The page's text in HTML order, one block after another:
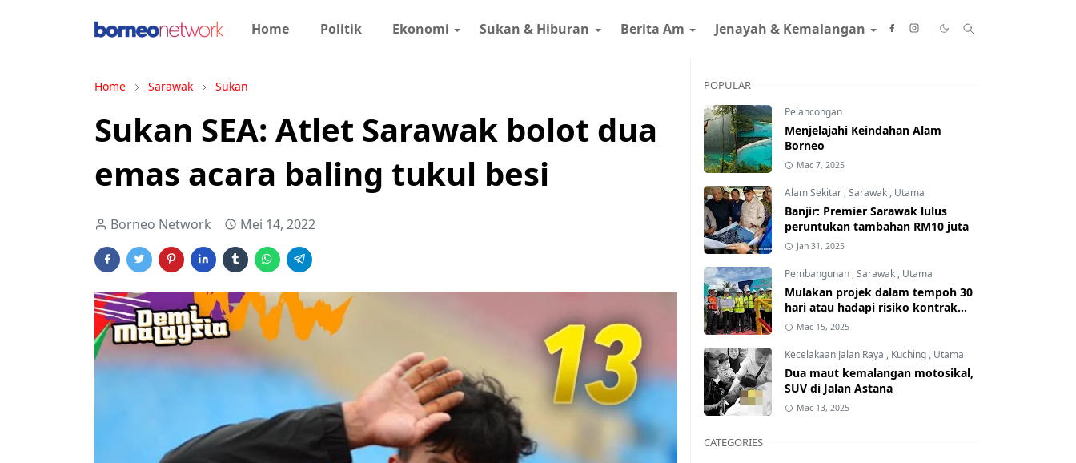
Home Politik Ekonomi Sukan & Hiburan Berita Am Jenayah & Kemalangan
Home Sarawak Sukan
Sukan SEA: Atlet Sarawak bolot dua
emas acara baling tukul besi
Borneo Network Mei 14, 2022
POPULAR
Pelancongan
Menjelajahi Keindahan Alam
Borneo
Mac 7, 2025
Alam Sekitar ,Sarawak , Utama
Banjir: Premier Sarawak lulus
peruntukan tambahan RM10 juta
Jan 31, 2025
Pembangunan ,Sarawak , Utama
Mulakan projek dalam tempoh 30
hari atau hadapi risiko kontrak
ditamatkan
Mac 15, 2025
Kecelakaan Jalan Raya , Kuching , Utama
Dua maut kemalangan motosikal,
SUV di Jalan Astana
Mac 13, 2025
CATEGORIES